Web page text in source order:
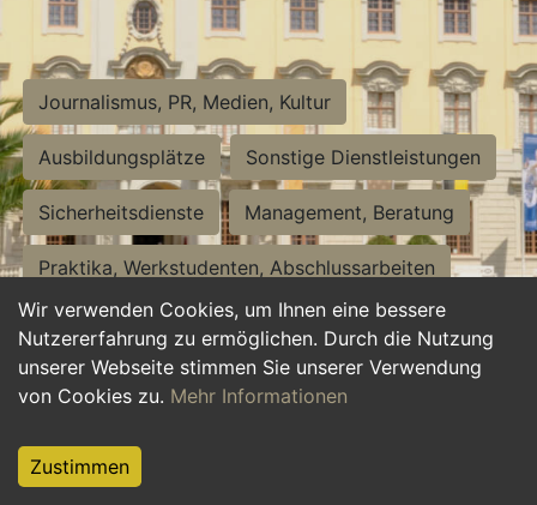
Wir verwenden Cookies, um Ihnen eine bessere
Nutzererfahrung zu ermöglichen. Durch die Nutzung
unserer Webseite stimmen Sie unserer Verwendung
von Cookies zu. Mehr Informationen
Zustimmen
Journalismus, PR, Medien, Kultur
Ausbildungsplätze Sonstige Dienstleistungen
Sicherheitsdienste Management, Beratung
Praktika, Werkstudenten, Abschlussarbeiten
Personalwesen Assistenz, Sekretariat
Hilfskräfte, Aushilfs- und Nebenjobs
Weiterbildung, Studium, duale Ausbildung